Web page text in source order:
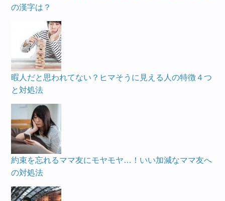
の漢字は？
暇人だと思われてない？ヒマそうに見える人の特徴４つ
と対処法
約束を忘れるママ友にモヤモヤ…！いい加減なママ友へ
の対処法